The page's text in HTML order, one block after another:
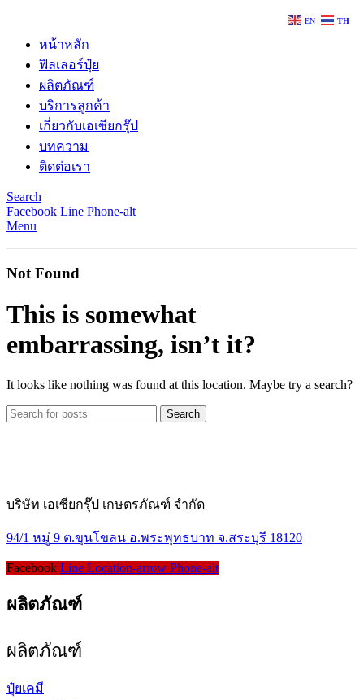
หน้าหลัก
ฟิลเลอร์ปุ๋ย
ผลิตภัณฑ์
บริการลูกค้า
เกี่ยวกับเอเซียกรุ๊ป
บทความ
ติดต่อเรา
Search
Facebook Line Phone-alt
Menu
Not Found
This is somewhat
embarrassing, isn’t it?
It looks like nothing was found at this location. Maybe try a search?
Search
บริษัท เอเซียกรุ๊ป เกษตรภัณฑ์ จำกัด
94/1 หมู่ 9 ต.ขุนโขลน อ.พระพุทธบาท จ.สระบุรี 18120
Facebook Line Location-arrow Phone-alt
ผลิตภัณฑ์
ผลิตภัณฑ์
ปุ๋ยเคมี
EN TH